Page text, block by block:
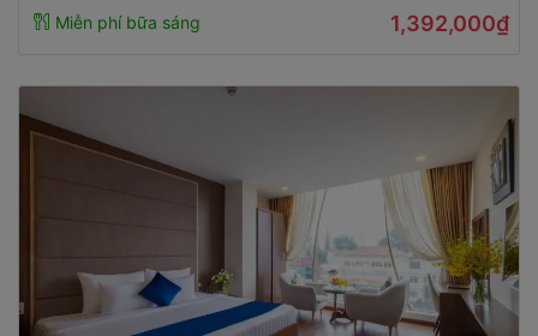
Miễn phí bữa sáng
1,392,000₫